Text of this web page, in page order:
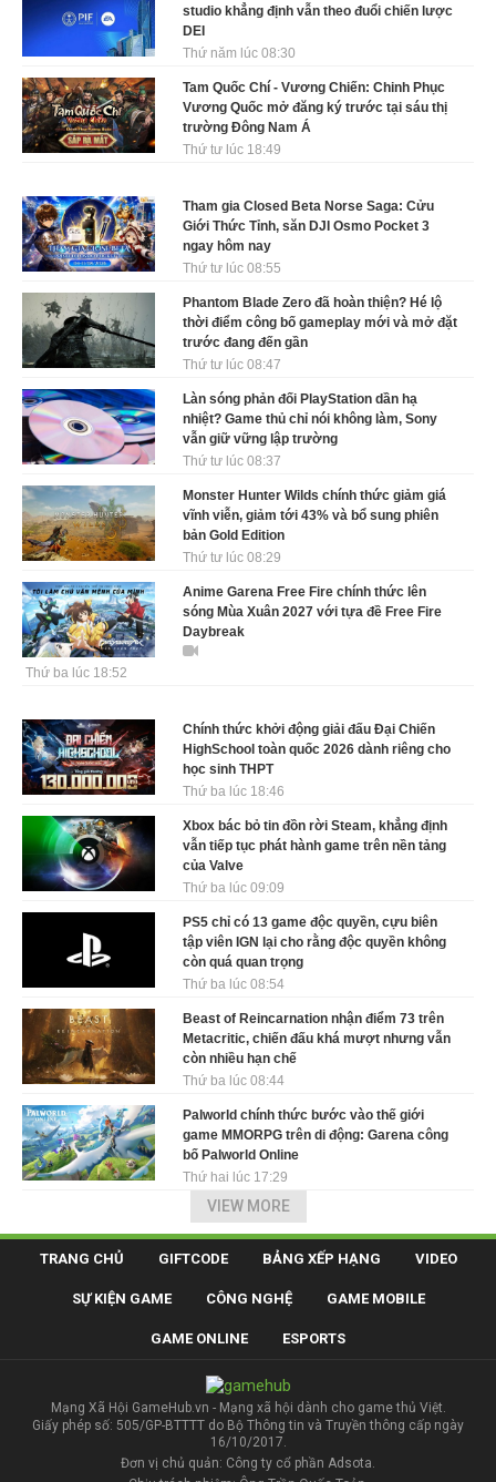
studio khẳng định vẫn theo đuổi chiến lược
DEI
Thứ năm lúc 08:30
Tam Quốc Chí - Vương Chiến: Chinh Phục
Vương Quốc mở đăng ký trước tại sáu thị
trường Đông Nam Á
Thứ tư lúc 18:49
Tham gia Closed Beta Norse Saga: Cửu
Giới Thức Tỉnh, săn DJI Osmo Pocket 3
ngay hôm nay
Thứ tư lúc 08:55
Phantom Blade Zero đã hoàn thiện? Hé lộ
thời điểm công bố gameplay mới và mở đặt
trước đang đến gần
Thứ tư lúc 08:47
Làn sóng phản đối PlayStation dần hạ
nhiệt? Game thủ chỉ nói không làm, Sony
vẫn giữ vững lập trường
Thứ tư lúc 08:37
Monster Hunter Wilds chính thức giảm giá
vĩnh viễn, giảm tới 43% và bổ sung phiên
bản Gold Edition
Thứ tư lúc 08:29
Anime Garena Free Fire chính thức lên
sóng Mùa Xuân 2027 với tựa đề Free Fire
Daybreak
Thứ ba lúc 18:52
Chính thức khởi động giải đấu Đại Chiến
HighSchool toàn quốc 2026 dành riêng cho
học sinh THPT
Thứ ba lúc 18:46
Xbox bác bỏ tin đồn rời Steam, khẳng định
vẫn tiếp tục phát hành game trên nền tảng
của Valve
Thứ ba lúc 09:09
PS5 chỉ có 13 game độc quyền, cựu biên
tập viên IGN lại cho rằng độc quyền không
còn quá quan trọng
Thứ ba lúc 08:54
Beast of Reincarnation nhận điểm 73 trên
Metacritic, chiến đấu khá mượt nhưng vẫn
còn nhiều hạn chế
Thứ ba lúc 08:44
Palworld chính thức bước vào thế giới
game MMORPG trên di động: Garena công
bố Palworld Online
Thứ hai lúc 17:29
VIEW MORE
TRANG CHỦ GIFTCODE BẢNG XẾP HẠNG VIDEO
SỰ KIỆN GAME CÔNG NGHỆ GAME MOBILE
GAME ONLINE ESPORTS
Mạng Xã Hội GameHub.vn - Mạng xã hội dành cho game thủ Việt.
Giấy phép số: 505/GP-BTTTT do Bộ Thông tin và Truyền thông cấp ngày
16/10/2017.
Đơn vị chủ quản: Công ty cổ phần Adsota.